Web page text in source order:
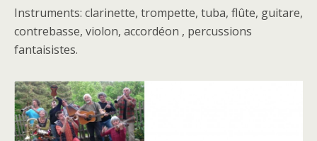
Instruments: clarinette, trompette, tuba, flûte, guitare,
contrebasse, violon, accordéon , percussions
fantaisistes.